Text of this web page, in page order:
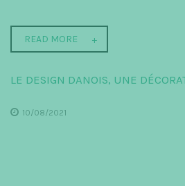
READ MORE
LE DESIGN DANOIS, UNE
10/08/2021